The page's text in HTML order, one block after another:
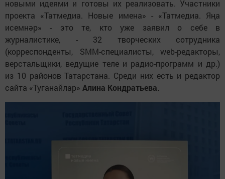
новыми идеями и готовы их реализовать. Участники
проекта «Татмедиа. Новые имена» - «Татмедиа. Яңа
исемнәр» - это те, кто уже заявил о себе в
журналистике, - 32 творческих сотрудника
(корреспонденты, SMM-специалисты, web-редакторы,
верстальщики, ведущие теле и радио-программ и др.)
из 10 районов Татарстана. Среди них есть и редактор
сайта «Туганайлар» Алина Кондратьева.